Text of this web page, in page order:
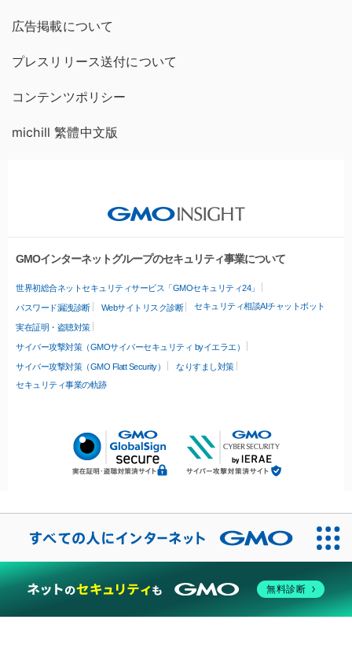
広告掲載について
プレスリリース送付について
コンテンツポリシー
michill 繁體中文版
GMOインターネットグループのセキュリティ事業について
世界初総合ネットセキュリティサービス「GMOセキュリティ24」
パスワード漏洩診断 Webサイトリスク診断 セキュリティ相談AIチャットボット
実在証明・盗聴対策
サイバー攻撃対策（GMOサイバーセキュリティ byイエラエ）
サイバー攻撃対策（GMO Flatt Security）
なりすまし対策
セキュリティ事業の軌跡
無料診断